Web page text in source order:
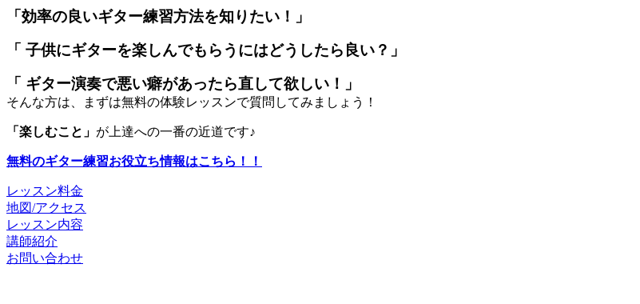
「効率の良いギター練習方法を知りたい！
」
「 子供にギターを楽しんでもらうにはどうしたら良い？ 」
「 ギター演奏で悪い癖があったら直して欲しい！」
そんな方は、まずは無料の体験レッスンで質問してみましょう！
「楽しむこと」 が上達への一番の近道です♪
無料のギター練習お役立ち情報はこちら！！
レッスン料金
地図/アクセス
レッスン内容
講師紹介
お問い合わせ